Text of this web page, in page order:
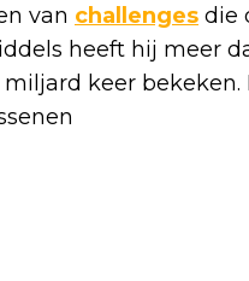
van challenges die
heeft hij meer
keer bekeken.